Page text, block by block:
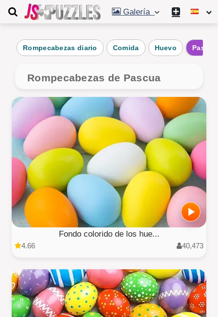
Galería
Rompecabezas diario Comida Huevo Pascua
Rompecabezas de Pascua
Fondo colorido de los hue...
4.66 40,473